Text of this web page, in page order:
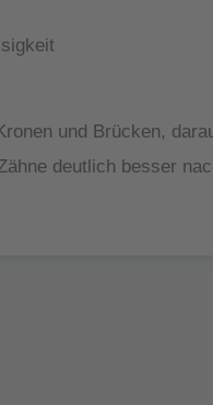
und Brücken,
deutlich besser